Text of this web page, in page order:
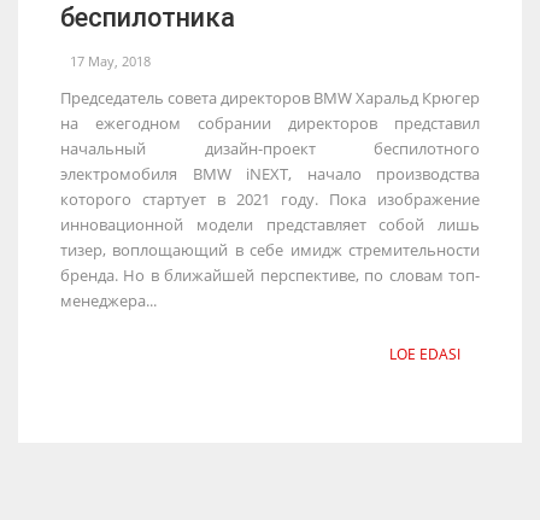
беспилотника
17 May, 2018
Председатель совета директоров BMW Харальд Крюгер
на ежегодном собрании директоров представил
начальный дизайн-проект беспилотного
электромобиля BMW iNEXT, начало производства
которого стартует в 2021 году. Пока изображение
инновационной модели представляет собой лишь
тизер, воплощающий в себе имидж стремительности
бренда. Но в ближайшей перспективе, по словам топ-
менеджера...
LOE EDASI